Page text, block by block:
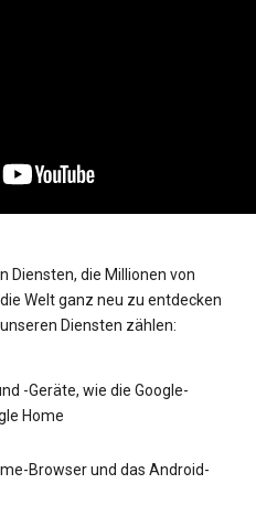
Diensten, die Millionen von
Welt ganz neu zu entdecken
Diensten zählen:
-Geräte, wie die Google-
Home
Browser und das Android-